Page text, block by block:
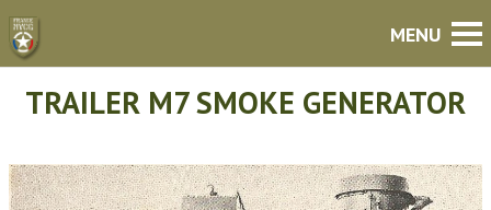
TRAILER M7 SMOKE GENERATOR